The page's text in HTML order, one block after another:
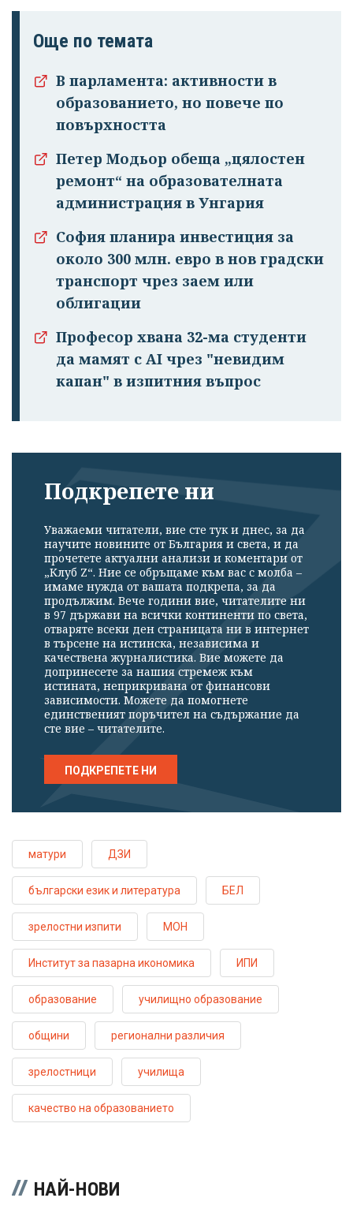
Още по темата
В парламента: активности в
образованието, но повече по
повърхността
Петер Модьор обеща „цялостен
ремонт“ на образователната
администрация в Унгария
София планира инвестиция за
около 300 млн. евро в нов градски
транспорт чрез заем или
облигации
Професор хвана 32-ма студенти
да мамят с AI чрез "невидим
капан" в изпитния въпрос
Подкрепете ни
Уважаеми читатели, вие сте тук и днес, за да
научите новините от България и света, и да
прочетете актуални анализи и коментари от
„Клуб Z“. Ние се обръщаме към вас с молба –
имаме нужда от вашата подкрепа, за да
продължим. Вече години вие, читателите ни
в 97 държави на всички континенти по света,
отваряте всеки ден страницата ни в интернет
в търсене на истинска, независима и
качествена журналистика. Вие можете да
допринесете за нашия стремеж към
истината, неприкривана от финансови
зависимости. Можете да помогнете
единственият поръчител на съдържание да
сте вие – читателите.
ПОДКРЕПЕТЕ НИ
матури ДЗИ
български език и литература БЕЛ
зрелостни изпити МОН
Институт за пазарна икономика ИПИ
образование училищно образование
общини регионални различия
зрелостници училища
качество на образованието
НАЙ-НОВИ